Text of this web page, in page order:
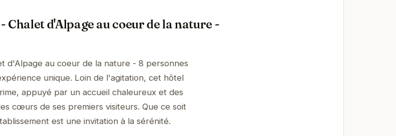
Chalet d'Alpage au coeur de la nature -
d'Alpage au coeur de la nature - 8 personnes
unique. Loin de l'agitation, cet hôtel
appuyé par un accueil chaleureux et des
cœurs de ses premiers visiteurs. Que ce soit
est une invitation à la sérénité.